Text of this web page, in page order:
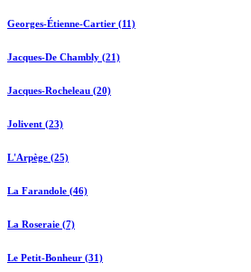
Georges-Étienne-Cartier (11)
Jacques-De Chambly (21)
Jacques-Rocheleau (20)
Jolivent (23)
L'Arpège (25)
La Farandole (46)
La Roseraie (7)
Le Petit-Bonheur (31)